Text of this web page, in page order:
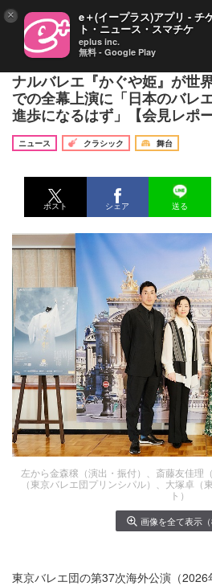
東京バレエ団、“メイド・イン
ナルバレエ『かぐや姫』が
での全幕上演に「日本のバレ
進歩になるはず」【会見レポー
ニュース クラシック
舞台
ポスト シェア 送る
左から金森穣（演出・振付）、斎藤友佳理
（東京バレエ団プリンシパル）、大塚卓（
ト）
画像を全て表示（
東京バレエ団の第37次海外公演（
× e＋(イープラス)アプリ - チ
ト・ニュース・スマチケ
eplus inc.
無料 - Google Play